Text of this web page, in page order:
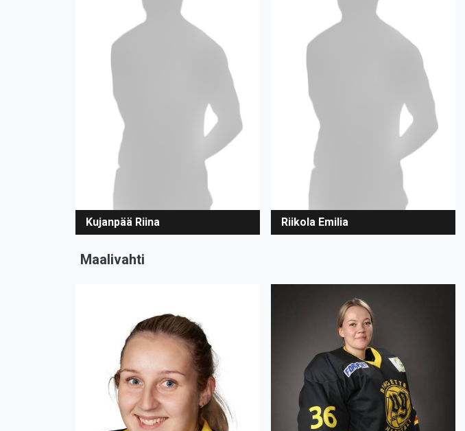
Kujanpää Riina Riikola Emilia
Maalivahti